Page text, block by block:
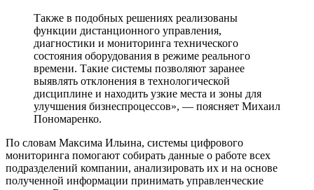
Также в подобных решениях реализованы
функции дистанционного управления,
диагностики и мониторинга технического
состояния оборудования в режиме реального
времени. Такие системы позволяют заранее
выявлять отклонения в технологической
дисциплине и находить узкие места и зоны для
улучшения бизнес­процессов», — поясняет Михаил
Пономаренко.
По словам Максима Ильина, системы цифрового
мониторинга помогают собирать данные о работе всех
подразделений компании, анализировать их и на основе
полученной информации принимать управленческие